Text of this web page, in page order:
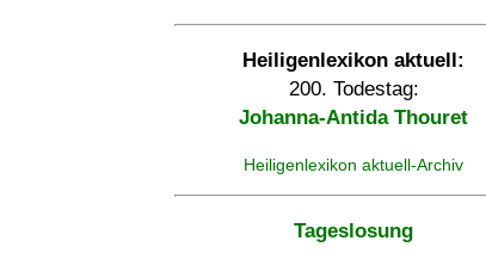
Heiligenlexikon aktuell:
200. Todestag:
Johanna-Antida Thouret
Heiligenlexikon aktuell-Archiv
Tageslosung